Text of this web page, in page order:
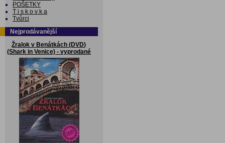
POŠETKY
T i s k o v k a
Tvůrci
Nejprodávanější
Žralok v Benátkách (DVD)
(Shark in Venice) - vyprodané